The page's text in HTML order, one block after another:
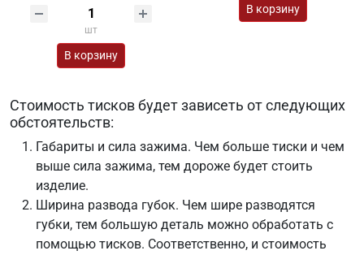
шт
В корзину
В корзину
Стоимость тисков будет зависеть от следующих
обстоятельств:
Габариты и сила зажима. Чем больше тиски и чем
выше сила зажима, тем дороже будет стоить
изделие.
Ширина развода губок. Чем шире разводятся
губки, тем большую деталь можно обработать с
помощью тисков. Соответственно, и стоимость